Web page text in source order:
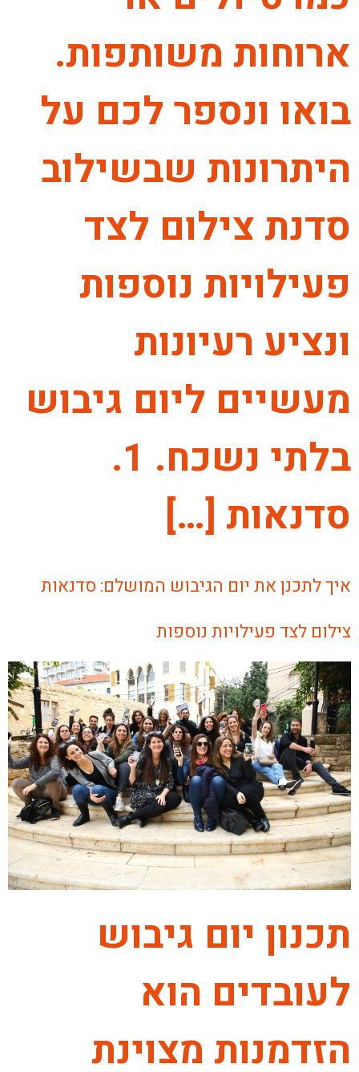
ארוחות משותפות.
בואו ונספר לכם על
היתרונות שבשילוב
סדנת צילום לצד
פעילויות נוספות
ונציע רעיונות
מעשיים ליום גיבוש
בלתי נשכח. 1.
סדנאות […]
איך לתכנן את יום הגיבוש המושלם: סדנאות
צילום לצד פעילויות נוספות
תכנון יום גיבוש
לעובדים הוא
הזדמנות מצוינת